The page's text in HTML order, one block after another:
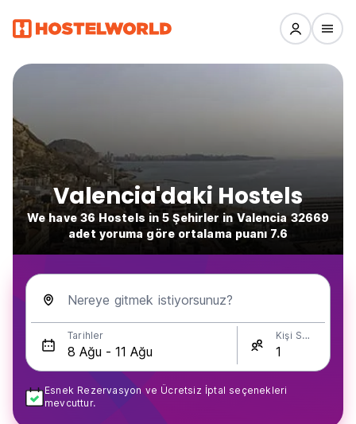
Valencia'daki Hostels
We have 36 Hostels in 5 Şehirler in Valencia 32669
adet yoruma göre ortalama puanı 7.6
Nereye gitmek istiyorsunuz?
Tarihler Kişi Sayısı
Esnek Rezervasyon ve Ücretsiz İptal seçenekleri
mevcuttur.